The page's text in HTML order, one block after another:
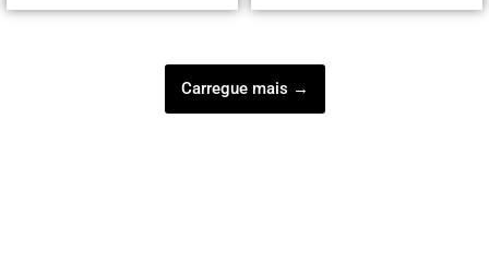
Carregue mais →